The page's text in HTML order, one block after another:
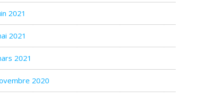
2021
2021
2021
2020